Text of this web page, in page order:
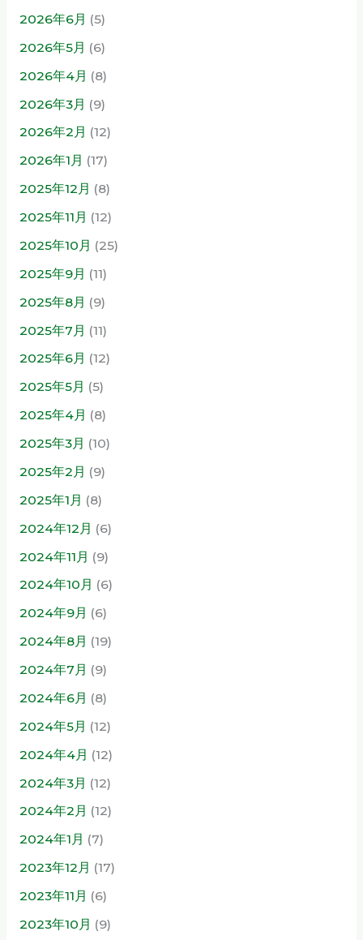
2026年6月 (5)
2026年5月 (6)
2026年4月 (8)
2026年3月 (9)
2026年2月 (12)
2026年1月 (17)
2025年12月 (8)
2025年11月 (12)
2025年10月 (25)
2025年9月 (11)
2025年8月 (9)
2025年7月 (11)
2025年6月 (12)
2025年5月 (5)
2025年4月 (8)
2025年3月 (10)
2025年2月 (9)
2025年1月 (8)
2024年12月 (6)
2024年11月 (9)
2024年10月 (6)
2024年9月 (6)
2024年8月 (19)
2024年7月 (9)
2024年6月 (8)
2024年5月 (12)
2024年4月 (12)
2024年3月 (12)
2024年2月 (12)
2024年1月 (7)
2023年12月 (17)
2023年11月 (6)
2023年10月 (9)